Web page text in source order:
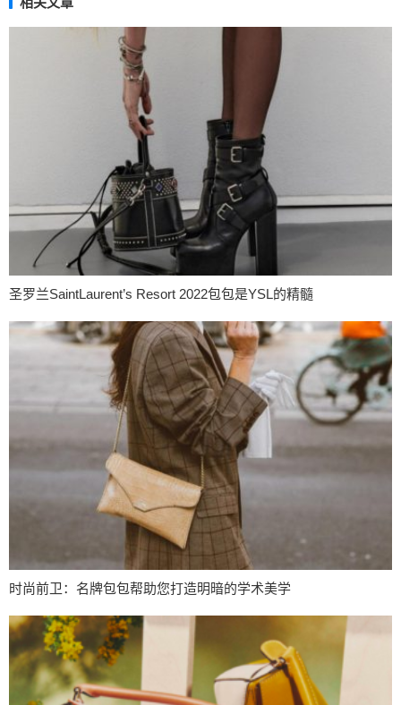
圣罗兰SaintLaurent’s Resort 2022包包是YSL的精髓
时尚前卫：名牌包包帮助您打造明暗的学术美学